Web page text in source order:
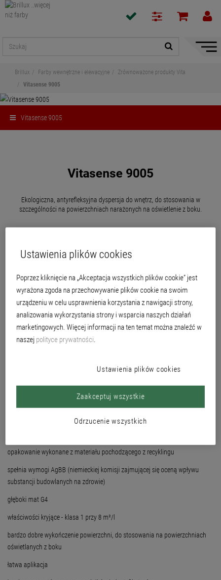
Pokaż
Brillux Farby wewnętrzne i elewacyjne
Zrównoważone produkty Vita
Vitasense 9005
Vitasense 9005
Vitasense 9005
Ekologiczna, antyrefleksyjna dyspersja do wnętrz, do stosowania w
szczególności na powierzchniach narażonych na oświetlenie z boku.
Dzięki zastosowaniu surowców odnawialnych (bilans masowy) uzyskano
redukcję emisji CO₂ o ponad 90% w porównaniu z tradycyjnymi substancjami
opakowanie wykonane z materiału pochodzącego z recyklingu
spełnia wymogi AgBB (niemieckiej komisji zajmującej się oceną wpływu
substancji budowlanych na zdrowie)
głęboki mat G4
właściwości kryjące - klasa 1 przy 8 m²/l
bardzo dobre wykończenie powierzchni, do stosowania na powierzchniach
oświetlanych z boku
łatwa aplikacja
Ustawienia plików cookies
Poprzez kliknięcie na „Akceptacja wszystkich plików cookie” jest
wyrażona zgoda na przechowywanie plików cookie na swoim
urządzeniu w celu usprawnienia korzystania z nawigacji strony,
analizowania wykorzystania strony i wsparcia naszych działań
marketingowych. Więcej informacji na ten temat można znaleźć w
naszej polityce prywatności.
Ustawienia plików cookies
Odrzucenie wszystkich
Zaakceptuj wszystkie